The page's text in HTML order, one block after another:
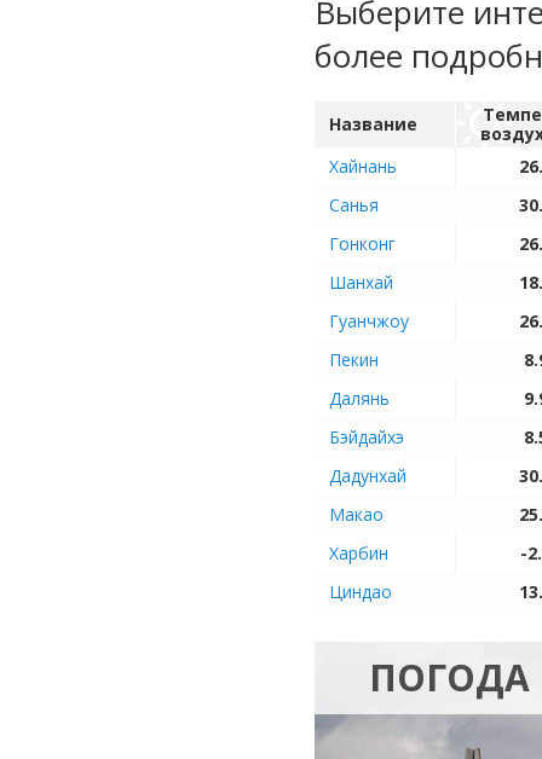
Выберите
более
Название
Хайнань
Санья
Гонконг
Шанхай
Гуанчжоу
Пекин
Далянь
Бэйдайхэ
Дадунхай
Макао
Харбин
-
Циндао
ПОГОДА